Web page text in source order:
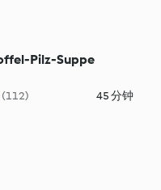
Pilz-Suppe
(112) 45 分钟